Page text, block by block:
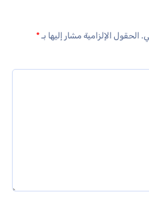
الحقول الإلزامية مشار إليها بـ*